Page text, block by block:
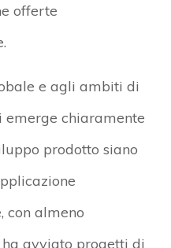
offerte
e agli ambiti di
chiaramente
prodotto siano
con almeno
ha avviato progetti di